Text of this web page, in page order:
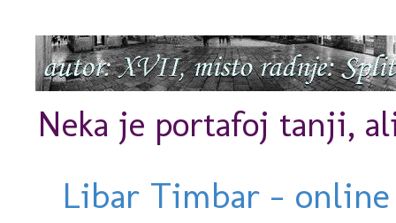
Neka je portafoj tanji,
Libar Timbar -